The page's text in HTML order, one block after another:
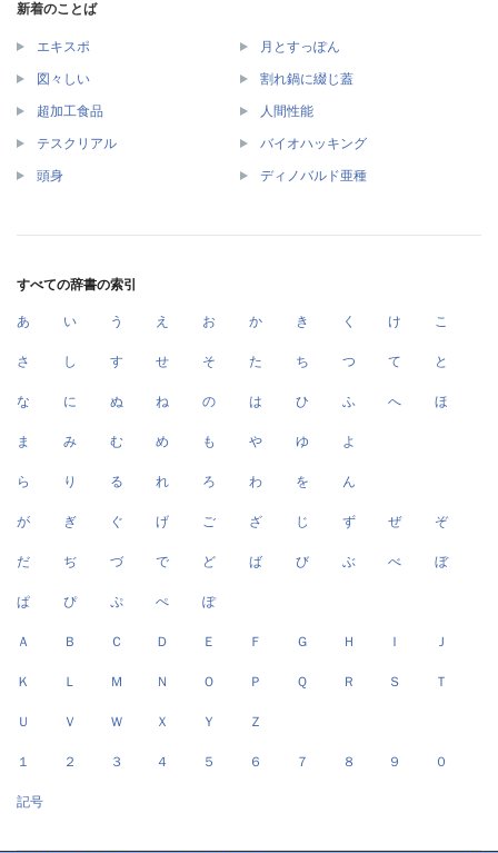
新着のことば
エキスポ 月とすっぽん
図々しい 割れ鍋に綴じ蓋
超加工食品 人間性能
テスクリアル バイオハッキング
頭身 ディノバルド亜種
すべての辞書の索引
あ い う え お か き く け こ
さ し す せ そ た ち つ て と
な に ぬ ね の は ひ ふ へ ほ
ま み む め も や ゆ よ
ら り る れ ろ わ を ん
が ぎ ぐ げ ご ざ じ ず ぜ ぞ
だ ぢ づ で ど ば び ぶ べ ぼ
ぱ ぴ ぷ ぺ ぽ
Ａ Ｂ Ｃ Ｄ Ｅ Ｆ Ｇ Ｈ Ｉ Ｊ
Ｋ Ｌ Ｍ Ｎ Ｏ Ｐ Ｑ Ｒ Ｓ Ｔ
Ｕ Ｖ Ｗ Ｘ Ｙ Ｚ
１ ２ ３ ４ ５ ６ ７ ８ ９ ０
記号